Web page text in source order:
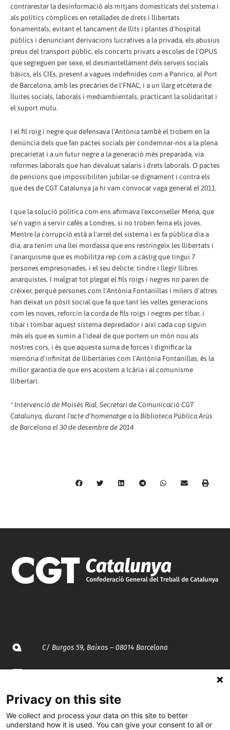
contrarestar la desinformació als mitjans domesticats del sistema i
als polítics còmplices en retallades de drets i llibertats
fonamentals, evitant el tancament de llits i plantes d'hospital
públics i denunciant derivacions lucratives a la privada, els abusius
preus del transport públic, els concerts privats a escoles de l'OPUS
que segreguen per sexe, el desmantellament dels serveis socials
bàsics, els CIEs, present a vagues indefinides com a Panrico, al Port
de Barcelona, amb les precàries de l'FNAC, i a un llarg etcètera de
lluites socials, laborals i mediambientals, practicant la solidaritat i
el suport mutu.
I el fil roig i negre que defensava l'Antònia també el trobem en la
denúncia dels que fan pactes socials per condemnar-nos a la plena
precarietat i a un futur negre a la generació més preparada, via
reformes laborals que han devaluat salaris i drets laborals. O pactes
de pensions que impossibiliten jubilar-se dignament i contra els
que des de CGT Catalunya ja hi vam convocar vaga general el 2011.
I que la solució política com ens afirmava l'exconseller Mena, que
se'n vagin a servir cafès a Londres, si no troben feina els joves.
Mentre la corrupció està a l'arrel del sistema i es fa pública dia a
dia, ara tenim una llei mordassa que ens restringeix les llibertats i
l'anarquisme que es mobilitza rep com a càstig que tingui 7
persones empresonades, i el seu delicte: tindre i llegir llibres
anarquistes. I malgrat tot plegat el fils roigs i negres no paren de
créixer, perquè persones com l'Antònia Fontanillas i milers d'altres
han deixat un pòsit social que fa que tant les velles generacions
com les noves, reforcin la corda de fils roigs i negres per tibar, i
tibar i tombar aquest sistema depredador i així cada cop siguin
més els que es sumin a l'ideal de que portem un món nou als
nostres cors, i és que aquesta suma de forces i dignificar la
memòria d'infinitat de llibertàries com l'Antònia Fontanillas, és la
millor garantia de que ens acostem a Icària i al comunisme
llibertari.
* Intervenció de Moisès Rial, Secretari de Comunicació CGT
Catalunya, durant l'acte d'homenatge a la Biblioteca Pública Arús
de Barcelona el 30 de desembre de 2014
C/ Burgos 59, Baixos – 08014 Barcelona
935 120 481
Privacy on this site
We collect and process your data on this site to better
understand how it is used. You can give your consent to all or